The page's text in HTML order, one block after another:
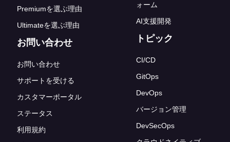
Premiumを選ぶ理由
Ultimateを選ぶ理由
お問い合わせ
お問い合わせ
サポートを受ける
カスタマーポータル
ステータス
利用規約
ォーム
AI支援開発
トピック
CI/CD
GitOps
DevOps
バージョン管理
DevSecOps